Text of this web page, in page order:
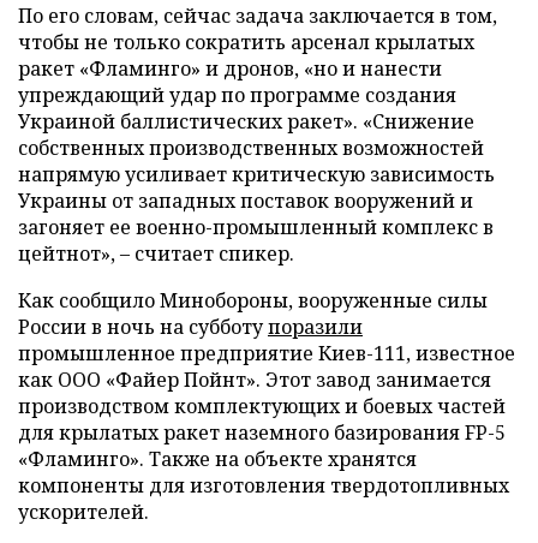
По его словам, сейчас задача заключается в том,
чтобы не только сократить арсенал крылатых
ракет «Фламинго» и дронов, «но и нанести
упреждающий удар по программе создания
Украиной баллистических ракет». «Снижение
собственных производственных возможностей
напрямую усиливает критическую зависимость
Украины от западных поставок вооружений и
загоняет ее военно-промышленный комплекс в
цейтнот», – считает спикер.
Как сообщило Минобороны, вооруженные силы
России в ночь на субботупоразили
промышленное предприятие Киев-111, известное
как ООО «Файер Пойнт». Этот завод занимается
производством комплектующих и боевых частей
для крылатых ракет наземного базирования FP-5
«Фламинго». Также на объекте хранятся
компоненты для изготовления твердотопливных
ускорителей.